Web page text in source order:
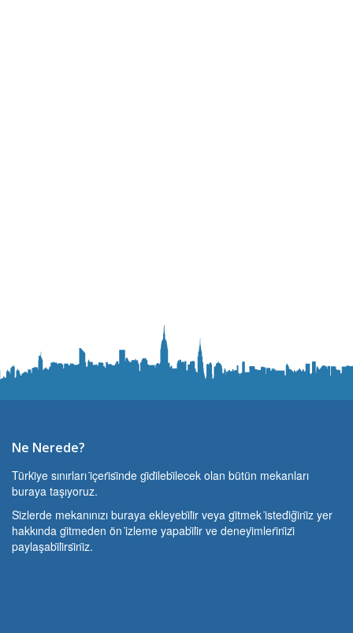
Ne Nerede?
Türki̇ye sınırları i̇çeri̇si̇nde gi̇di̇lebi̇lecek olan bütün mekanları
buraya taşıyoruz.
Si̇zlerde mekanınızı buraya ekleyebi̇li̇r veya gi̇tmek i̇stedi̇ği̇ni̇z yer
hakkında gi̇tmeden ön i̇zleme yapabi̇li̇r ve deneyi̇mleri̇ni̇zi̇
paylaşabi̇li̇rsi̇ni̇z.